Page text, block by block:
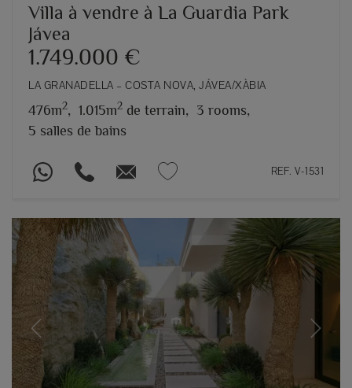
Villa à vendre à La Guardia Park
Jávea
1.749.000 €
LA GRANADELLA – COSTA NOVA, JÁVEA/XÀBIA
476m2, 1.015m2 de terrain, 3 rooms,
5 salles de bains
REF. V-1531
Previous Next